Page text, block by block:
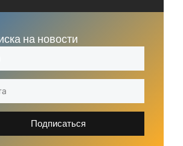
на новости
Подписаться